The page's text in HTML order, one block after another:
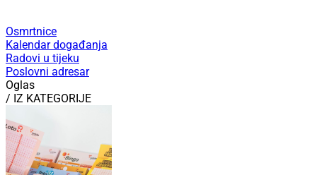
Osmrtnice
Kalendar događanja
Radovi u tijeku
Poslovni adresar
Oglas
/ IZ KATEGORIJE